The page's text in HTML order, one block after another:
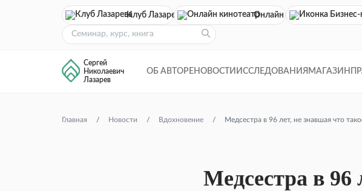
Клуб Лазарева Онлайн кинотеатр
Сергей
Николаевич
Лазарев
ОБ АВТОРЕ НОВОСТИ ИССЛЕДОВАНИЯ МАГАЗИН
Главная Новости Вдохновение Медсестра в 96 лет, не знавшая что
Медсестра в 96